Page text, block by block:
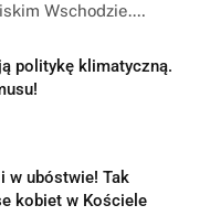
Wschodzie.…
politykę klimatyczną.
w ubóstwie! Tak
kobiet w Kościele